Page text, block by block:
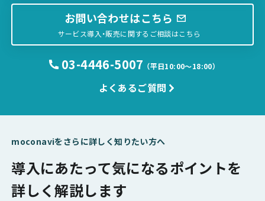
お問い合わせはこちら
サービス導入・販売に関するご相談はこちら
03-4446-5007 （平日10:00〜18:00）
よくあるご質問
moconaviをさらに詳しく知りたい方へ
導入にあたって気になるポイントを
詳しく解説します